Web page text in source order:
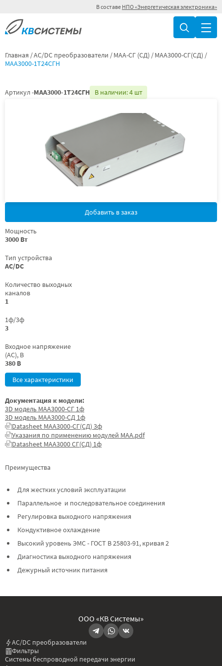
В составе НПО «Энергетическая электроника»
Главная AC/DC преобразователи МАА-СГ (СД)
МАА3000-СГ(СД)
МАА3000-1Т24СГН
Артикул -МАА3000-1Т24СГН В наличии: 4 шт
Добавить в заказ
Мощность
3000 Вт
Тип устройства
AC/DC
Количество выходных
каналов
1
1ф/3ф
3
Входное напряжение
(AC), В
380 В
Все характеристики
Преимущества
Для жестких условий эксплуатации
Параллельное и последовательное соединения
Регулировка выходного напряжения
Кондуктивное охлаждение
Высокий уровень ЭМС - ГОСТ В 25803-91, кривая 2
Диагностика выходного напряжения
Дежурный источник питания
Документация к модели:
3D модель МАА3000-СГ 1ф
3D модель МАА3000-СД 1ф
Datasheet МАА3000-СГ(СД) 3ф
Указания по применению модулей МАА.pdf
Datasheet МАА3000 СГ(СД) 1ф
ООО «КВ Системы»
AC/DC преобразователи
Фильтры
Системы беспроводной передачи энергии